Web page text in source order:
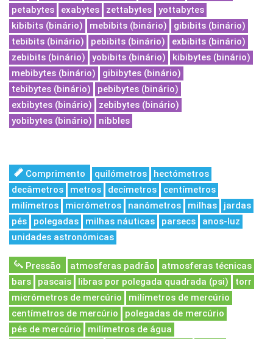
petabytes
exabytes zettabytes
yottabytes
kibibits (binário)
mebibits (binário)
gibibits (binário)
tebibits (binário)
pebibits (binário)
exbibits (binário)
zebibits (binário)
yobibits (binário)
kibibytes (binário)
mebibytes (binário)
gibibytes (binário)
tebibytes (binário)
pebibytes (binário)
exbibytes (binário)
zebibytes (binário)
yobibytes (binário)
nibbles
Comprimento quilómetros
hectómetros
decâmetros
metros decímetros
centímetros
milímetros
micrómetros nanómetros milhas
jardas
pés
polegadas milhas náuticas parsecs
anos-luz
unidades astronómicas
Pressão atmosferas padrão
atmosferas técnicas
bars
pascais libras por polegada quadrada (psi)
torr
micrómetros de mercúrio
milímetros de mercúrio
centímetros de mercúrio
polegadas de mercúrio
pés de mercúrio
milímetros de água